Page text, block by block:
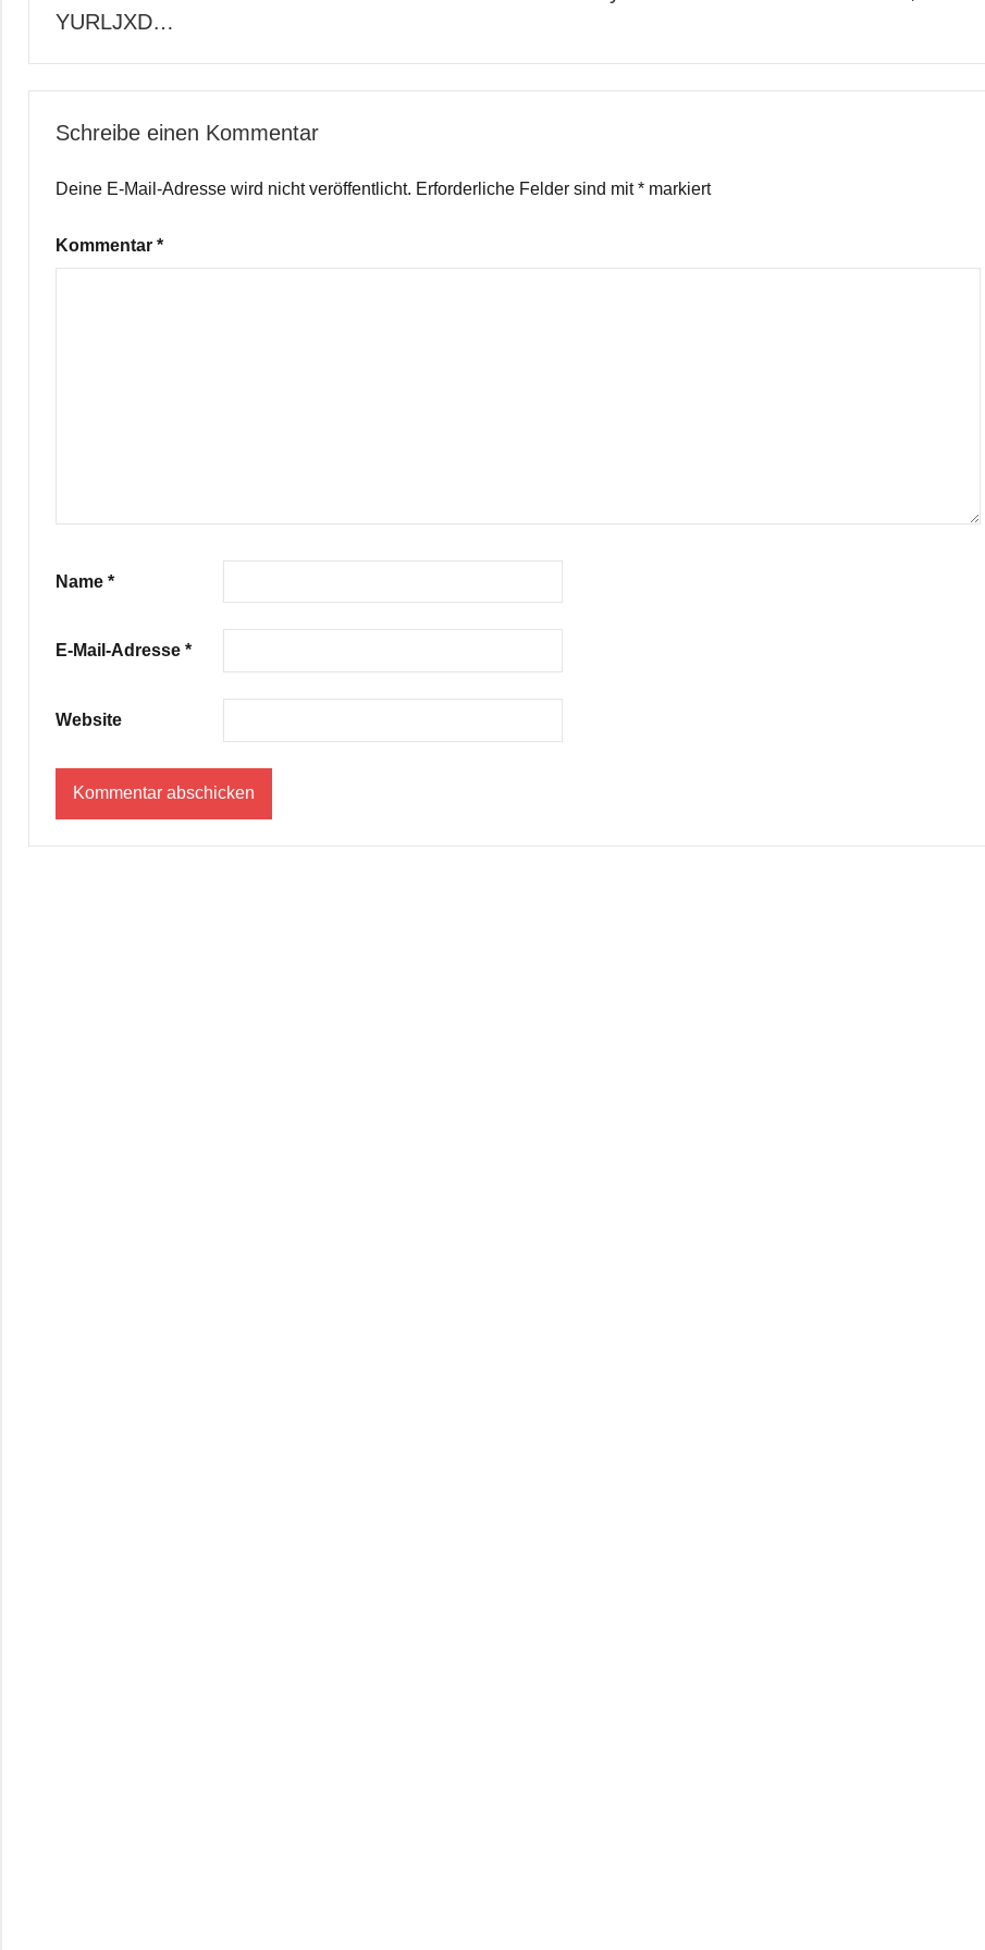
YURLJXD…
Schreibe einen Kommentar
Deine E-Mail-Adresse wird nicht veröffentlicht. Erforderliche Felder sind mit* markiert
Kommentar *
Name *
E-Mail-Adresse *
Website